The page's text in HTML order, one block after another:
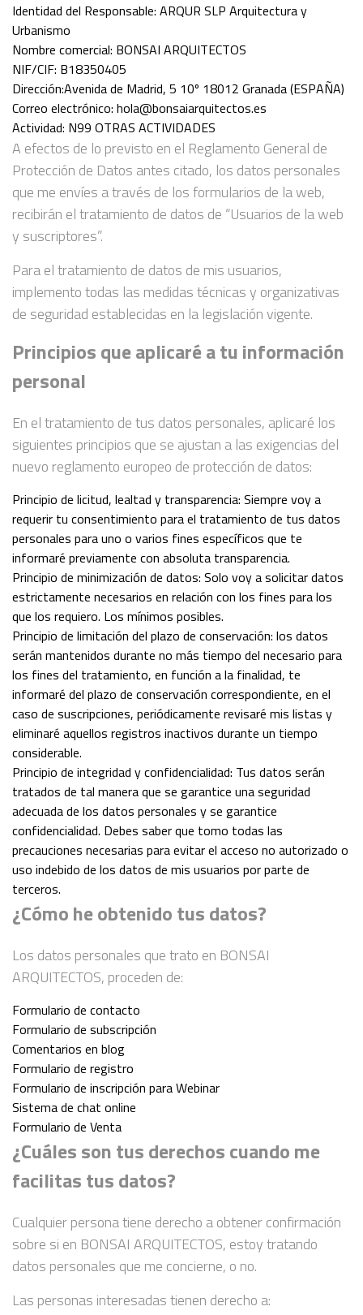
Identidad del Responsable: ARQUR SLP Arquitectura y
Urbanismo
Nombre comercial: BONSAI ARQUITECTOS
NIF/CIF: B18350405
Dirección:Avenida de Madrid, 5 10º 18012 Granada (ESPAÑA)
Correo electrónico: hola@bonsaiarquitectos.es
Actividad: N99 OTRAS ACTIVIDADES
A efectos de lo previsto en el Reglamento General de
Protección de Datos antes citado, los datos personales
que me envíes a través de los formularios de la web,
recibirán el tratamiento de datos de “Usuarios de la web
y suscriptores”.
Para el tratamiento de datos de mis usuarios,
implemento todas las medidas técnicas y organizativas
de seguridad establecidas en la legislación vigente.
Principios que aplicaré a tu información
personal
En el tratamiento de tus datos personales, aplicaré los
siguientes principios que se ajustan a las exigencias del
nuevo reglamento europeo de protección de datos:
Principio de licitud, lealtad y transparencia: Siempre voy a
requerir tu consentimiento para el tratamiento de tus datos
personales para uno o varios fines específicos que te
informaré previamente con absoluta transparencia.
Principio de minimización de datos: Solo voy a solicitar datos
estrictamente necesarios en relación con los fines para los
que los requiero. Los mínimos posibles.
Principio de limitación del plazo de conservación: los datos
serán mantenidos durante no más tiempo del necesario para
los fines del tratamiento, en función a la finalidad, te
informaré del plazo de conservación correspondiente, en el
caso de suscripciones, periódicamente revisaré mis listas y
eliminaré aquellos registros inactivos durante un tiempo
considerable.
Principio de integridad y confidencialidad: Tus datos serán
tratados de tal manera que se garantice una seguridad
adecuada de los datos personales y se garantice
confidencialidad. Debes saber que tomo todas las
precauciones necesarias para evitar el acceso no autorizado o
uso indebido de los datos de mis usuarios por parte de
terceros.
¿Cómo he obtenido tus datos?
Los datos personales que trato en BONSAI
ARQUITECTOS, proceden de:
Formulario de contacto
Formulario de subscripción
Comentarios en blog
Formulario de registro
Formulario de inscripción para Webinar
Sistema de chat online
Formulario de Venta
¿Cuáles son tus derechos cuando me
facilitas tus datos?
Cualquier persona tiene derecho a obtener confirmación
sobre si en BONSAI ARQUITECTOS, estoy tratando
datos personales que me concierne, o no.
Las personas interesadas tienen derecho a: